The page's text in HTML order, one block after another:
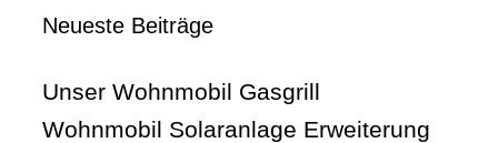
Neueste Beiträge
Unser Wohnmobil Gasgrill
Wohnmobil Solaranlage Erweiterung